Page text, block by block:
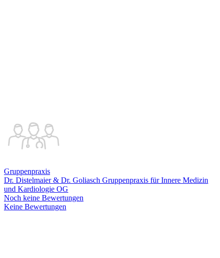
Gruppenpraxis
Dr. Distelmaier & Dr. Goliasch Gruppenpraxis für Innere Medizin
und Kardiologie OG
Noch keine Bewertungen
Keine Bewertungen